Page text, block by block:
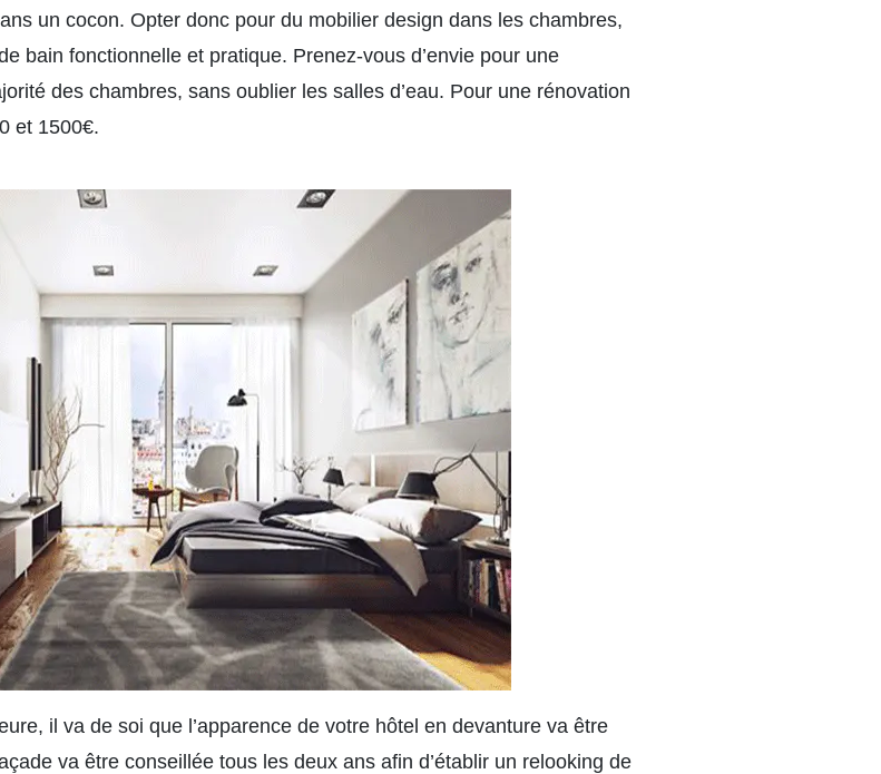
un cocon. Opter donc pour du mobilier design dans les chambres,
bain fonctionnelle et pratique. Prenez-vous d’envie pour une
des chambres, sans oublier les salles d’eau. Pour une rénovation
et 1500€.
il va de soi que l’apparence de votre hôtel en devanture va être
va être conseillée tous les deux ans afin d’établir un relooking de